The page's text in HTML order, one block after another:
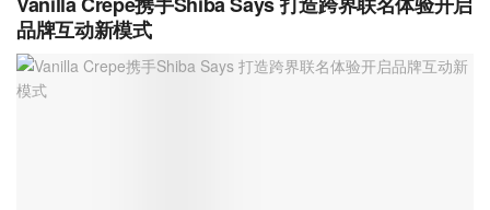
品牌互动新模式